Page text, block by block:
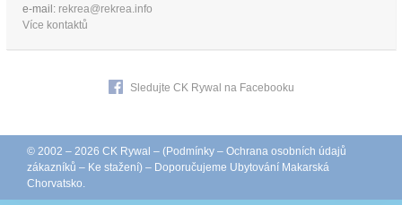
e-mail: rekrea@rekrea.info
Více kontaktů
Sledujte CK Rywal na Facebooku
© 2002 – 2026 CK Rywal – (Podmínky – Ochrana osobních údajů
zákazníků – Ke stažení) – Doporučujeme Ubytování Makarská
Chorvatsko